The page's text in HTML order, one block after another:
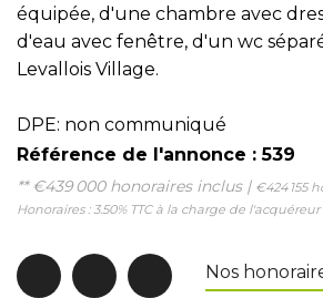
équipée, d'une chambre avec
d'eau avec fenêtre, d'un wc
Levallois Village.
DPE: non communiqué
Référence de l'annonce : 539
** €439 000 honoraires inclus | €424 155
Honoraires : 3.50% TTC à la charge de l'acquéreur
Nos